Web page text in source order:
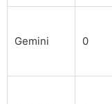
Gemini 0